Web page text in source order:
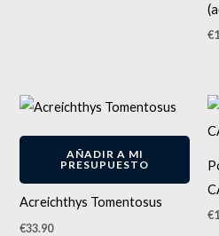
€
AÑADIR A MI
PRESUPUESTO
Acreichthys Tomentosus
€33.90
€